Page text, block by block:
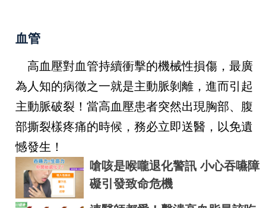
血管
高血壓對血管持續衝擊的機械性損傷，最廣
為人知的病徵之一就是主動脈剝離，進而引起
主動脈破裂！當高血壓患者突然出現胸部、腹
部撕裂樣疼痛的時候，務必立即送醫，以免遺
憾發生！
嗆咳是喉嚨退化警訊 小心吞嚥障
礙引發致命危機